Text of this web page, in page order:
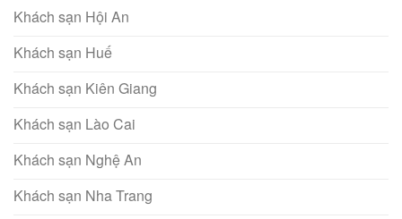
Khách sạn Hội An
Khách sạn Huế
Khách sạn Kiên Giang
Khách sạn Lào Cai
Khách sạn Nghệ An
Khách sạn Nha Trang